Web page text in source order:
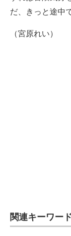
だ、きっと途中
（宮原れい）
関連キーワー